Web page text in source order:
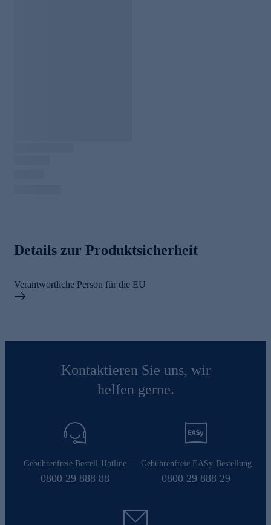
Details zur Produktsicherheit
Verantwortliche Person für die EU
Kontaktieren Sie uns, wir
helfen gerne.
Gebührenfreie Bestell-Hotline
0800 29 888 88
Gebührenfreie EASy-Bestellung
0800 29 888 29